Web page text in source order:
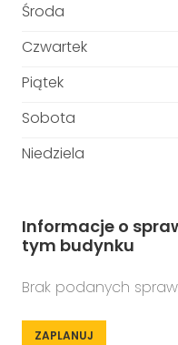
Środa
Czwartek
Piątek
Sobota
Niedziela
Informacje o
tym budynku
Brak podanych spraw
ZAPLANUJ